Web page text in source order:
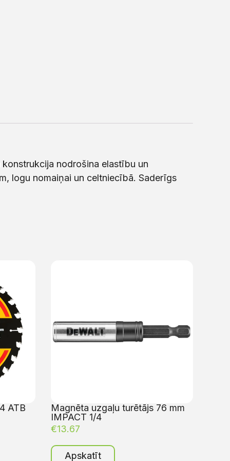
nodrošina elastību un
logu nomaiņai un celtniecībā. Saderīgs
ATB
Magnēta uzgaļu turētājs 76 mm
IMPACT 1/4
€13.67
Apskatīt